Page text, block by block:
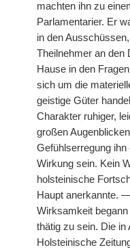
machten ihn zu
Parlamentarier. Er
in den
Theilnehmer an den
Hause in den
sich um die
geistige Güter
Charakter ruhiger,
großen
Gefühlserregung
Wirkung sein. Kein
holsteinische
Haupt anerkannte.
Wirksamkeit begann
thätig zu sein. Die in
Holsteinische